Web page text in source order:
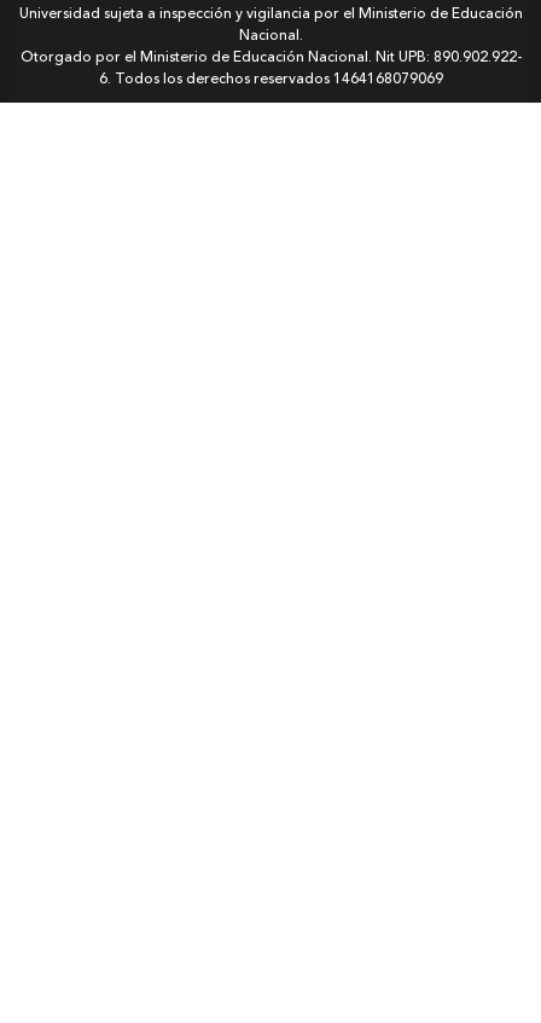
Universidad sujeta a inspección y vigilancia por el Ministerio de Educación
Nacional.
Otorgado por el Ministerio de Educación Nacional. Nit UPB: 890.902.922-
6. Todos los derechos reservados1464168079069